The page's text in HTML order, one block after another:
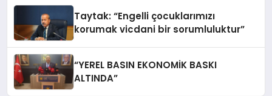
Taytak: “Engelli çocuklarımızı
korumak vicdani bir sorumluluktur”
“YEREL BASIN EKONOMİK BASKI
ALTINDA”